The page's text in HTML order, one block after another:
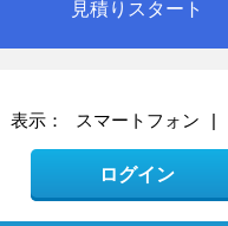
見積りスタート
表示： スマートフォン |
ログイン